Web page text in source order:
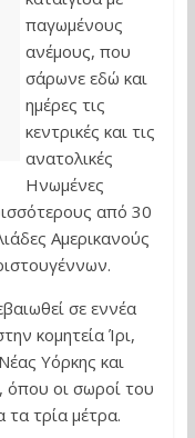
παγωμένους
ανέμους, που
σάρωνε εδώ και
ημέρες τις
κεντρικές και τις
ανατολικές
Ηνωμένες
από 30
Αμερικανούς
σε εννέα
κομητεία Ίρι,
Υόρκης και
οι σωροί του
τα τρία μέτρα.